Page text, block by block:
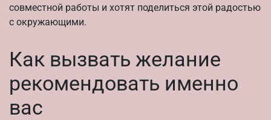
совместной работы и хотят поделиться этой радостью
с окружающими.
Как вызвать желание
рекомендовать именно
вас